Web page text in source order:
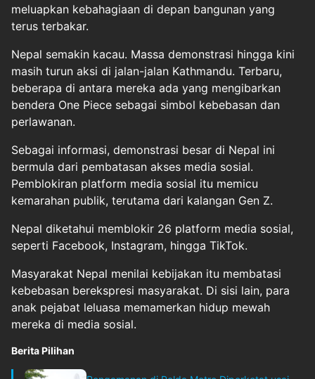
meluapkan kebahagiaan di depan bangunan yang
terus terbakar.
Nepal semakin kacau. Massa demonstrasi hingga kini
masih turun aksi di jalan-jalan Kathmandu. Terbaru,
beberapa di antara mereka ada yang mengibarkan
bendera One Piece sebagai simbol kebebasan dan
perlawanan.
Sebagai informasi, demonstrasi besar di Nepal ini
bermula dari pembatasan akses media sosial.
Pemblokiran platform media sosial itu memicu
kemarahan publik, terutama dari kalangan Gen Z.
Nepal diketahui memblokir 26 platform media sosial,
seperti Facebook, Instagram, hingga TikTok.
Masyarakat Nepal menilai kebijakan itu membatasi
kebebasan berekspresi masyarakat. Di sisi lain, para
anak pejabat leluasa memamerkan hidup mewah
mereka di media sosial.
Berita Pilihan